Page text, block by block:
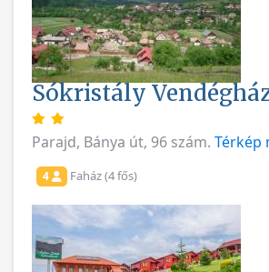
Sókristály
Parajd, Bánya út, 96 szám. Térkép
4 Faház (4 fős)